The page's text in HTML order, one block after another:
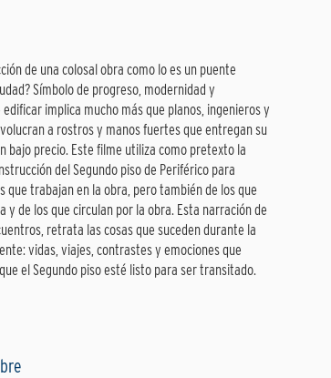
de una colosal obra como lo es un puente
Símbolo de progreso, modernidad y
implica mucho más que planos, ingenieros y
a rostros y manos fuertes que entregan su
bajo precio. Este filme utiliza como pretexto la
del Segundo piso de Periférico para
que trabajan en la obra, pero también de los que
y de los que circulan por la obra. Esta narración de
retrata las cosas que suceden durante la
vidas, viajes, contrastes y emociones que
el Segundo piso esté listo para ser transitado.